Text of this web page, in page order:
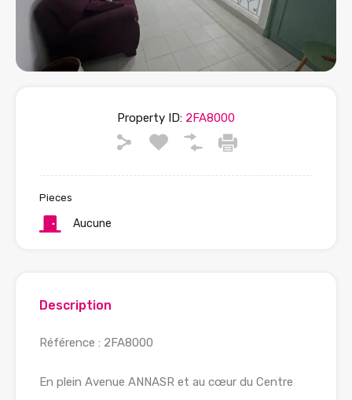
Property ID: 2FA8000
Pieces
Aucune
Description
Référence : 2FA8000
En plein Avenue ANNASR et au cœur du Centre